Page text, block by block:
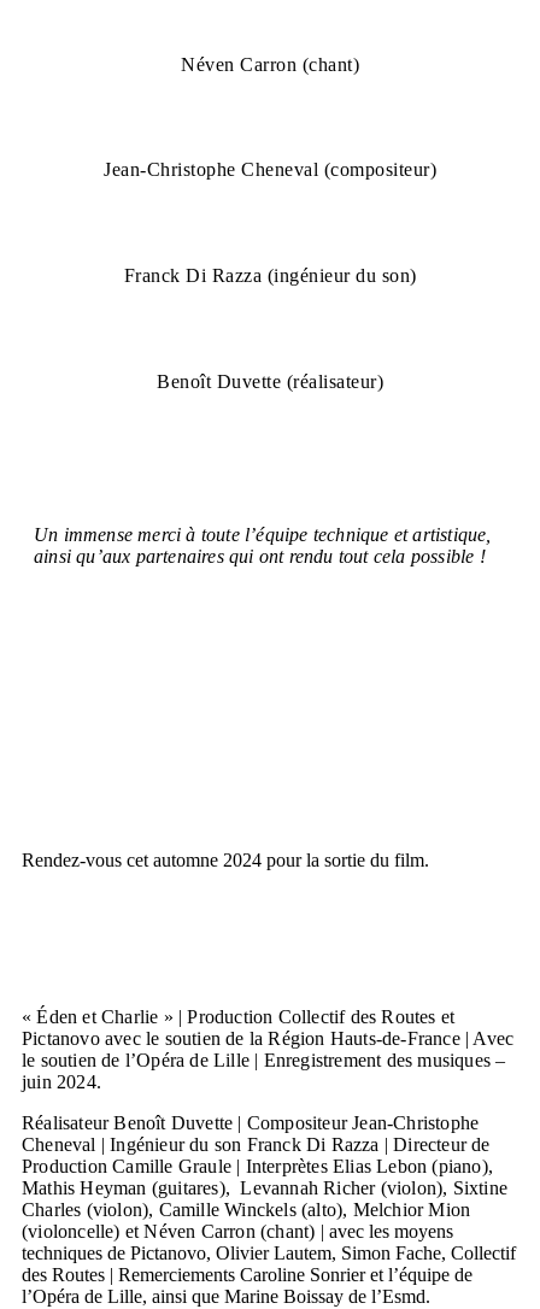
Néven Carron (chant)
Jean-Christophe Cheneval (compositeur)
Franck Di Razza (ingénieur du son)
Benoît Duvette (réalisateur)
Un immense merci à toute l’équipe technique et artistique,
ainsi qu’aux partenaires qui ont rendu tout cela possible !
Rendez-vous cet automne 2024 pour la sortie du film.
« Éden et Charlie » | Production Collectif des Routes et
Pictanovo avec le soutien de la Région Hauts-de-France | Avec
le soutien de l’Opéra de Lille | Enregistrement des musiques –
juin 2024.
Réalisateur Benoît Duvette | Compositeur Jean-Christophe
Cheneval | Ingénieur du son Franck Di Razza |Directeur de
Production Camille Graule | Interprètes Elias Lebon (piano),
Mathis Heyman (guitares), Levannah Richer (violon), Sixtine
Charles (violon), Camille Winckels (alto), Melchior Mion
(violoncelle) et Néven Carron (chant) | avec les moyens
techniques de Pictanovo, Olivier Lautem, Simon Fache, Collectif
des Routes | Remerciements Caroline Sonrier et l’équipe de
l’Opéra de Lille, ainsi que Marine Boissay de l’Esmd.